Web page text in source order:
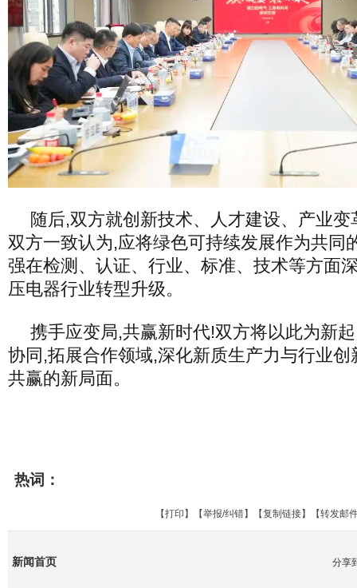
随后,双方就创新技术、人才建设、产业
双方一致认为,应将绿色可持续发展作为共同
强在检测、认证、行业、标准、技术等方面
压电器行业转型升级。
携手应变局,共赢新时代!双方将以此为新
协同,拓展合作领域,深化新质生产力与行业
共赢的新局面。
热词：
【打印 】【举报/纠错】【复制链接】【转发邮
新闻首页 分享